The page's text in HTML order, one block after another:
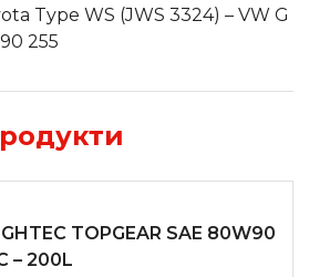
Type WS (JWS 3324) – VW G
255
TOPGEAR SAE 80W­90
– 200L